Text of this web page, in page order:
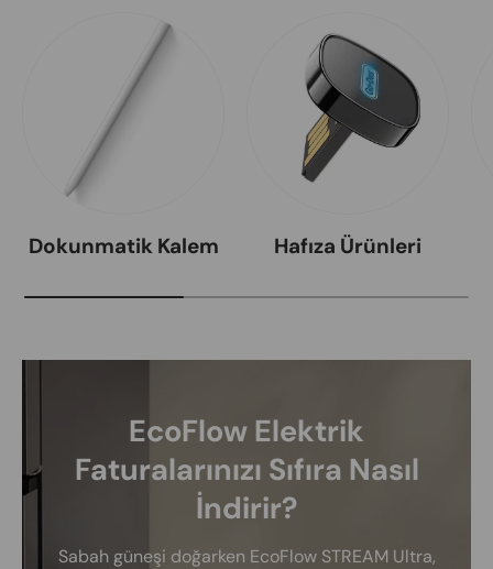
Dokunmatik Kalem Hafıza Ürünleri
EcoFlow Elektrik
Faturalarınızı Sıfıra Nasıl
İndirir?
Sabah güneşi doğarken EcoFlow STREAM Ultra,